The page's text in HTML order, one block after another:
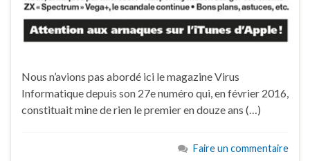
Nous n’avions pas abordé ici le magazine Virus
Informatique depuis son 27e numéro qui, en février 2016,
constituait mine de rien le premier en douze ans (…)
Faire un commentaire